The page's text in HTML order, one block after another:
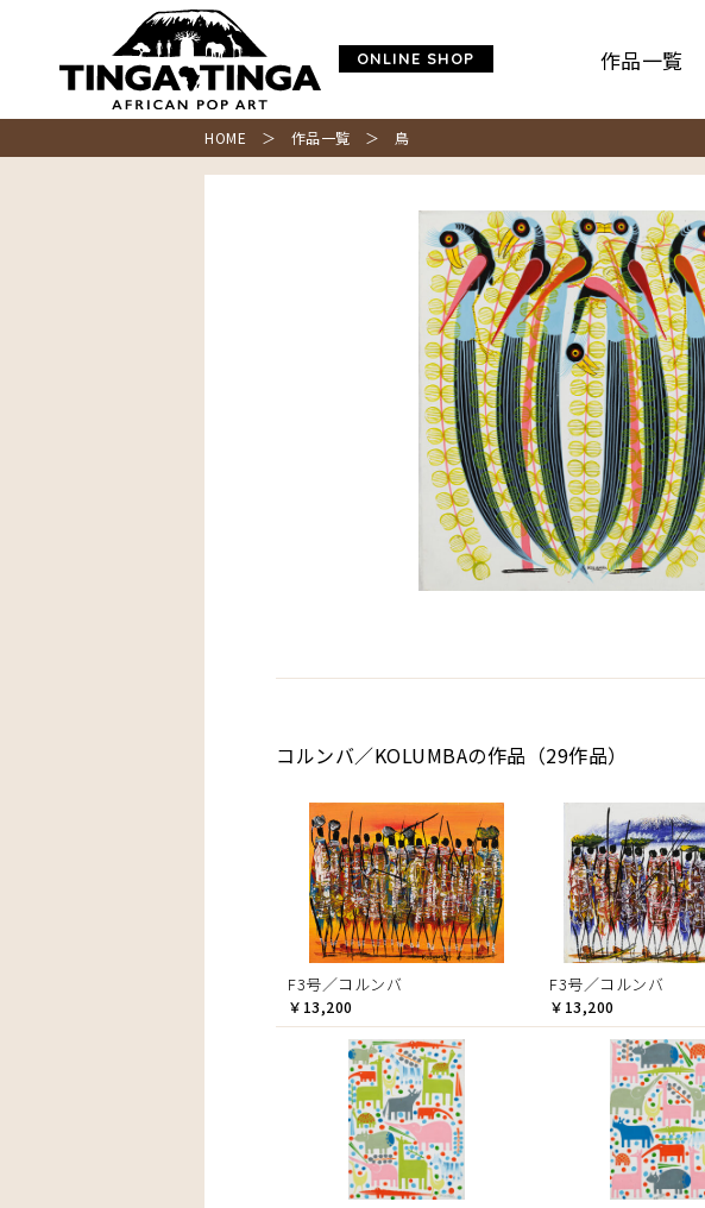
ONLINE SHOP 作品一覧
HOME ＞ 作品一覧 ＞ 鳥
コルンバ／KOLUMBAの作品（29作品）
F3号／コルンバ
￥13,200
F3号／コルンバ
￥13,200